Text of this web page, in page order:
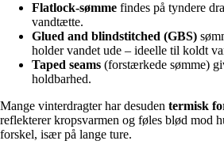
Flatlock-sømme findes på tyndere
vandtætte.
Glued and blindstitched (GBS)
holder vandet ude – ideelle til koldt
Taped seams (forstærkede sømme)
holdbarhed.
Mange vinterdragter har desuden termisk
reflekterer kropsvarmen og føles blød mod
forskel, især på lange ture.